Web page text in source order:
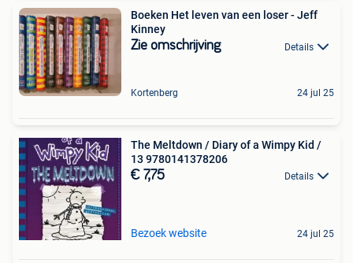
Boeken Het leven van een loser - Jeff
Kinney
Zie omschrijving Details
Kortenberg 24 jul 25
The Meltdown / Diary of a Wimpy Kid /
13 9780141378206
€ 7,75 Details
Bezoek website 24 jul 25